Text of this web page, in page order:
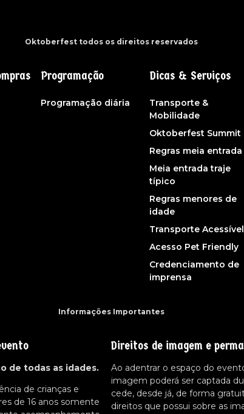
Oktoberfest todos os direitos reservados
Programação
Programação diária
Dicas & Serviços
Transporte &
Mobilidade
Oktoberfest Summit
Regras meia entrada
Meia entrada traje
típico
Regras menores de
idade
Transporte Acessível
Acesso Pet Friendly
Credenciamento de
imprensa
Informações Importantes
de todas as idades.
de crianças e
de 16 anos somente
Direitos de imagem e
Ao adentrar o espaço do
imagem poderá ser captada
cede, desde já, de forma
direitos que possui sobre as